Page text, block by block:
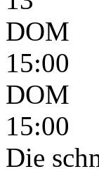
DOM
15:00
DOM
15:00
Die